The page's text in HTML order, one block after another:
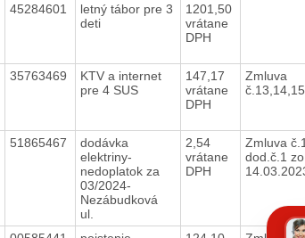
45284601
letný tábor pre 3
deti
1201,50
vrátane
DPH
35763469
KTV a internet
pre 4 SUS
147,17
vrátane
DPH
Zmluva
51865467
dodávka
elektriny-
nedoplatok za
03/2024-
Nezábudková
ul.
2,54
vrátane
DPH
Zmluva
dod.č.1
Chatbot
píše